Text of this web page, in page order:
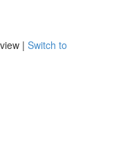
view | Switch to